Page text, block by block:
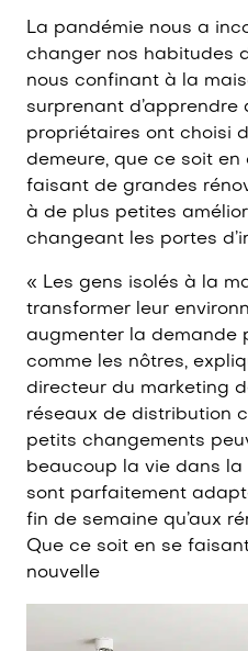
La pandémie nous a
changer nos habitudes
nous confinant à la
surprenant
propriétaires ont choisi
demeure, que ce soit en
faisant de grandes
à de plus petites
changeant les portes
« Les gens isolés à la
transformer leur
augmenter la demande
comme les nôtres,
directeur du marketing
réseaux de distribution
petits changements
beaucoup la vie dans la
sont parfaitement
fin de semaine qu’aux
Que ce soit en se
nouvelle